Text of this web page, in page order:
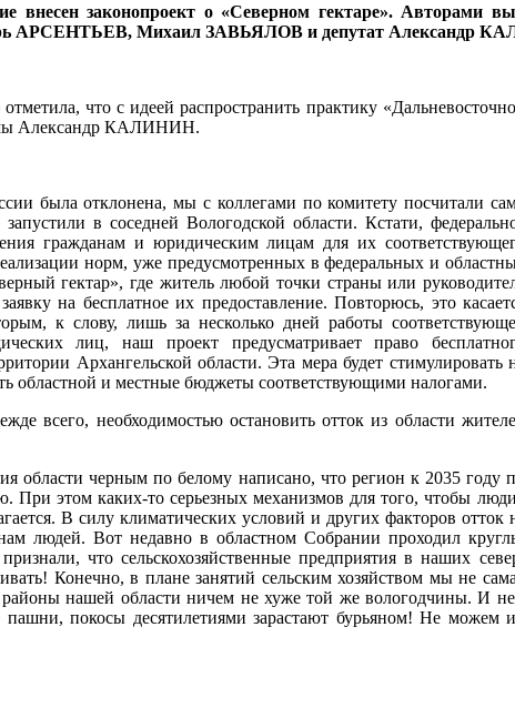
внесен законопроект о «Северном гектаре». Авторами
АРСЕНТЬЕВ, Михаил ЗАВЬЯЛОВ и депутат Александр
что с идеей распространить практику
Александр КАЛИНИН.
была отклонена, мы с коллегами по комитету посчитали
в соседней Вологодской области. Кстати,
гражданам и юридическим лицам для их
норм, уже предусмотренных в федеральных и
гектар», где житель любой точки страны или
на бесплатное их предоставление. Повторюсь, это
к слову, лишь за несколько дней работы
лиц, наш проект предусматривает право
Архангельской области. Эта мера будет стимулировать
областной и местные бюджеты соответствующими налогами.
всего, необходимостью остановить отток из области
области черным по белому написано, что регион к 2035 году
При этом каких-то серьезных механизмов для того, чтобы
В силу климатических условий и других факторов отток
людей. Вот недавно в областном Собрании проходил
что сельскохозяйственные предприятия в наших
Конечно, в плане занятий сельским хозяйством мы не
нашей области ничем не хуже той же вологодчины. И
покосы десятилетиями зарастают бурьяном! Не можем